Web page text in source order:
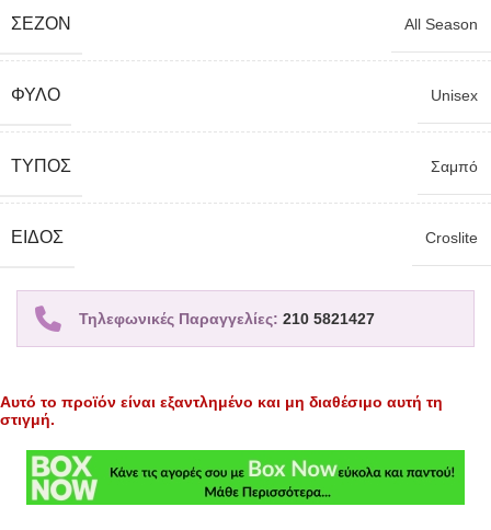
ΣΕΖΌΝ All Season
ΦΎΛΟ Unisex
TΎΠΟΣ Σαμπό
ΕΊΔΟΣ Croslite
Τηλεφωνικές Παραγγελίες: 210 5821427
Αυτό το προϊόν είναι εξαντλημένο και μη διαθέσιμο αυτή τη
στιγμή.